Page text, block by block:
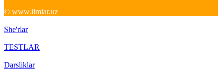
© www.ilmlar.uz
She'rlar
TESTLAR
Darsliklar